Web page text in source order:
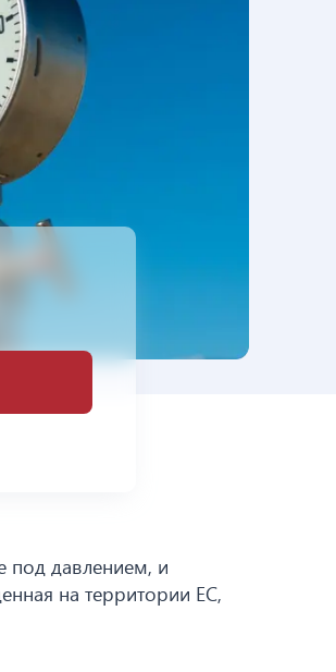
под давлением, и
на территории ЕС,